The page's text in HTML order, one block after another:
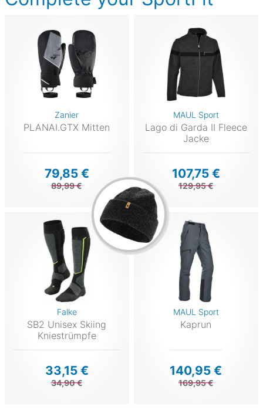
Zanier
PLANAI.GTX Mitten
79,85 €
89,99 €
MAUL Sport
Lago di Garda II Fleece
Jacke
107,75 €
129,95 €
Falke
SB2 Unisex Skiing
Kniestrümpfe
33,15 €
34,90 €
MAUL Sport
Kaprun
140,95 €
169,95 €